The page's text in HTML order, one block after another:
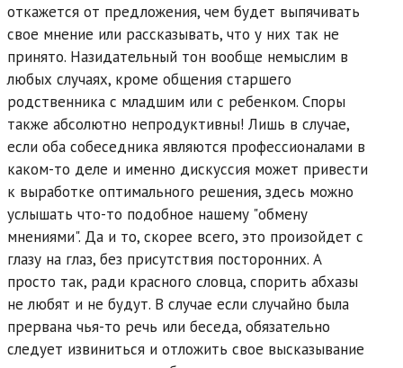
откажется от предложения, чем будет выпячивать
свое мнение или рассказывать, что у них так не
принято. Назидательный тон вообще немыслим в
любых случаях, кроме общения старшего
родственника с младшим или с ребенком. Споры
также абсолютно непродуктивны! Лишь в случае,
если оба собеседника являются профессионалами в
каком-то деле и именно дискуссия может привести
к выработке оптимального решения, здесь можно
услышать что-то подобное нашему "обмену
мнениями". Да и то, скорее всего, это произойдет с
глазу на глаз, без присутствия посторонних. А
просто так, ради красного словца, спорить абхазы
не любят и не будут. В случае если случайно была
прервана чья-то речь или беседа, обязательно
следует извиниться и отложить свое высказывание